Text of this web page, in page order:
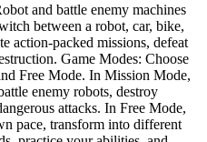
and battle enemy machines
between a robot, car, bike,
action-packed missions, defeat
Game Modes: Choose
Free Mode. In Mission Mode,
enemy robots, destroy
attacks. In Free Mode,
pace, transform into different